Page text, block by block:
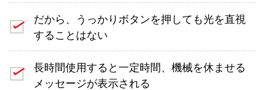
だから、うっかりボタンを押しても光を直視
することはない
長時間使用すると一定時間、機械を休ませる
メッセージが表示される